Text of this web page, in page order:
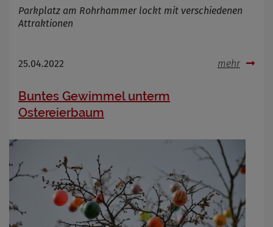
Parkplatz am Rohrhammer lockt mit verschiedenen
Attraktionen
25.04.2022 mehr
Buntes Gewimmel unterm
Ostereierbaum